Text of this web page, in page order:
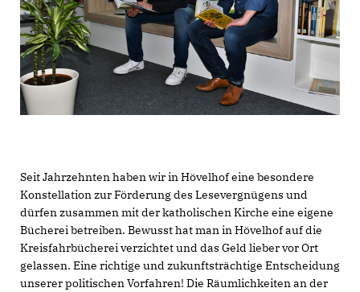
Seit Jahrzehnten haben wir in Hövelhof eine besondere
Konstellation zur Förderung des Lesevergnügens und
dürfen zusammen mit der katholischen Kirche eine eigene
Bücherei betreiben. Bewusst hat man in Hövelhof auf die
Kreisfahrbücherei verzichtet und das Geld lieber vor Ort
gelassen. Eine richtige und zukunftsträchtige Entscheidung
unserer politischen Vorfahren! Die Räumlichkeiten an der